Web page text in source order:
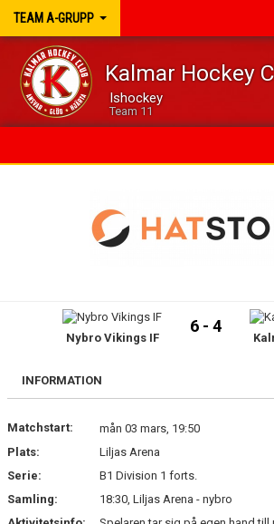
TEAM A-GRUPP
Kalmar Hockey
Ishockey
Team 11
DOKUMENT A-GRUPP
Nybro Vikings IF
6 - 4
INFORMATION
Matchstart:
mån 03 mars, 19:50
Plats:
Liljas Arena
Serie:
B1 Division 1 forts.
Samling:
18:30, Liljas Arena - nybro